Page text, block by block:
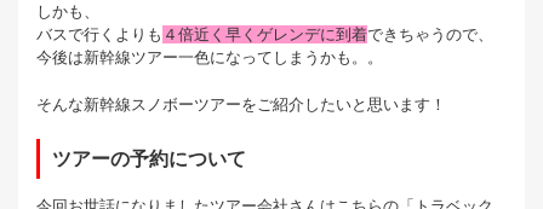
しかも、
バスで行くよりも ４倍近く早くゲレンデに到着できちゃうので、
今後は新幹線ツアー一色になってしまうかも。。
そんな新幹線スノボーツアーをご紹介したいと思います！
ツアーの予約について